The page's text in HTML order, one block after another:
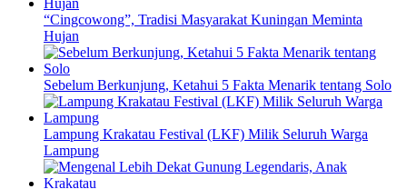
“Cingcowong”, Tradisi Masyarakat Kuningan Meminta
Hujan
Sebelum Berkunjung, Ketahui 5 Fakta Menarik tentang Solo
Lampung Krakatau Festival (LKF) Milik Seluruh Warga
Lampung